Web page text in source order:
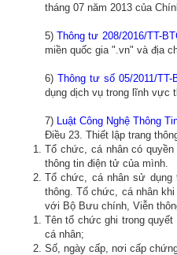
tháng 07 năm 2013 của
5)Thông tư 208/2016/TT-
miền quốc gia ".vn" và địa
6) Thông tư số 05/2011/TT-
dụng dịch vụ trong lĩnh vực
7) Luật Công Nghệ Thông
Điều 23. Thiết lập trang
Tổ chức, cá nhân có
thông tin điện tử của mình.
Tổ chức, cá nhân sử dụng
thông. Tổ chức, cá nhân
với Bộ Bưu chính, Viễn
Tên tổ chức ghi trong quyết
cá nhân;
Số, ngày cấp, nơi cấp